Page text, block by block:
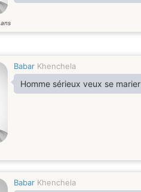
ans
Babar Khenchela
Homme sérieux veux se marier
Babar Khenchela